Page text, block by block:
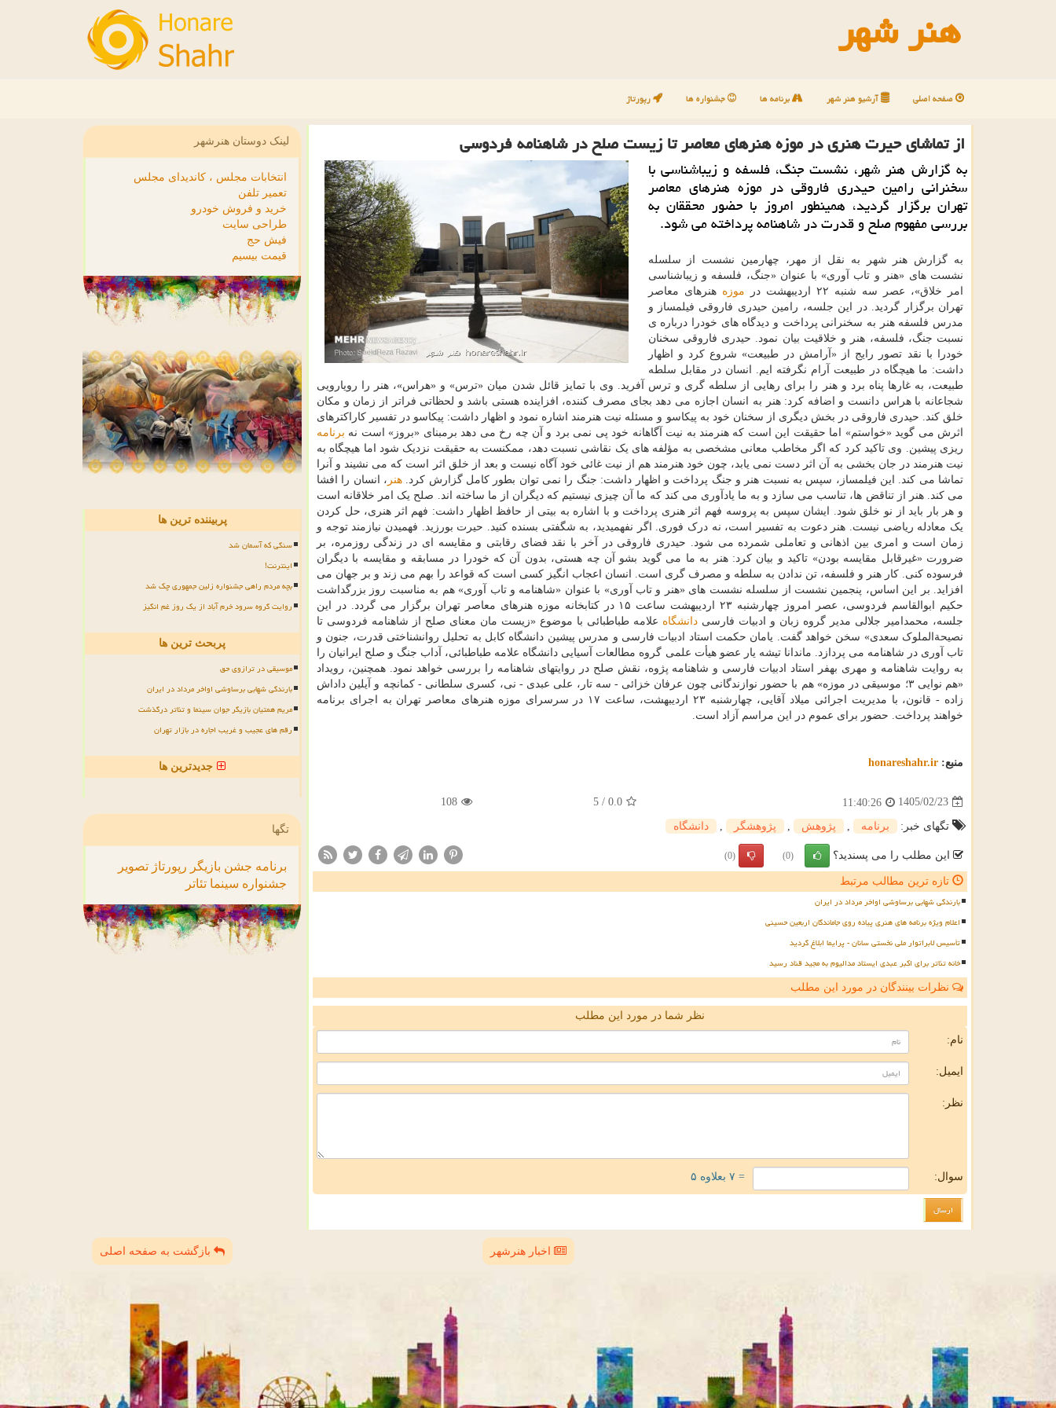
هنر شهر
صفحه اصلی آرشیو هنر شهر برنامه ها جشنواره ها رپورتاژ
از تماشای حیرت هنری در موزه هنرهای معاصر تا زیست صلح در شاهنامه فردوسی
به گزارش هنر شهر، نشست جنگ، فلسفه و زیباشناسی با
سخنرانی رامین حیدری فاروقی در موزه هنرهای معاصر
تهران برگزار گردید، همینطور امروز با حضور محققان به
بررسی مفهوم صلح و قدرت در شاهنامه پرداخته می شود.
به گزارش هنر شهر به نقل از مهر، چهارمین نشست از سلسله
نشست های «هنر و تاب آوری» با عنوان «جنگ، فلسفه و زیباشناسی
امر خلاق»، عصر سه شنبه ۲۲ اردیبهشت در
موزه هنرهای معاصر
تهران برگزار گردید. در این جلسه، رامین حیدری فاروقی فیلمساز و
مدرس فلسفه هنر به سخنرانی پرداخت و دیدگاه های خودرا درباره ی
نسبت جنگ، فلسفه، هنر و خلاقیت بیان نمود. حیدری فاروقی سخنان
خودرا با نقد تصور رایج از «آرامش در طبیعت» شروع کرد و اظهار
داشت: ما هیچگاه در طبیعت آرام نگرفته ایم. انسان در مقابل سلطه
طبیعت، به غارها پناه برد و هنر را برای رهایی از سلطه گری و ترس آفرید. وی با تمایز قائل شدن میان «ترس» و «هراس»، هنر را رویارویی
شجاعانه با هراس دانست و اضافه کرد: هنر به انسان اجازه می دهد بجای مصرف کننده، افزاینده هستی باشد و لحظاتی فراتر از زمان و مکان
خلق کند. حیدری فاروقی در بخش دیگری از سخنان خود به پیکاسو و مسئله نیت هنرمند اشاره نمود و اظهار داشت: پیکاسو در تفسیر کاراکترهای
اثرش می گوید «خواستم» اما حقیقت این است که هنرمند به نیت آگاهانه خود پی نمی برد و آن چه رخ می دهد برمبنای «بروز» است نه برنامه
ریزی پیشین. وی تاکید کرد که اگر مخاطب معانی مشخصی به مؤلفه های یک نقاشی نسبت دهد، ممکنست به حقیقت نزدیک شود اما هیچگاه به
نیت هنرمند در جان بخشی به آن اثر دست نمی یابد، چون خود هنرمند هم از نیت غائی خود آگاه نیست و بعد از خلق اثر است که می نشیند و آنرا
تماشا می کند. این فیلمساز، سپس به نسبت هنر و جنگ پرداخت و اظهار داشت: جنگ را نمی توان بطور کامل گزارش کرد. هنر ، انسان را افشا
می کند. هنر از تناقض ها، تناسب می سازد و به ما یادآوری می کند که ما آن چیزی نیستیم که دیگران از ما ساخته اند. صلح یک امر خلاقانه است
و هر بار باید از نو خلق شود. ایشان سپس به پروسه فهم اثر هنری پرداخت و با اشاره به بیتی از حافظ اظهار داشت: فهم اثر هنری، حل کردن
یک معادله ریاضی نیست. هنر دعوت به تفسیر است، نه درک فوری. اگر نفهمیدید، به شگفتی بسنده کنید. حیرت بورزید. فهمیدن نیازمند توجه و
زمان است و امری بین اذهانی و تعاملی شمرده می شود. حیدری فاروقی در آخر با نقد فضای رقابتی و مقایسه ای در زندگی روزمره، بر
ضرورت «غیرقابل مقایسه بودن» تاکید و بیان کرد: هنر به ما می گوید بشو آن چه هستی، بدون آن که خودرا در مسابقه و مقایسه با دیگران
فرسوده کنی. کار هنر و فلسفه، تن ندادن به سلطه و مصرف گری است. انسان اعجاب انگیز کسی است که قواعد را بهم می زند و بر جهان می
افزاید. بر این اساس، پنجمین نشست از سلسله نشست های «هنر و تاب آوری» با عنوان «شاهنامه و تاب آوری» هم به مناسبت روز بزرگداشت
حکیم ابوالقاسم فردوسی، عصر امروز چهارشنبه ۲۳ اردیبهشت ساعت ۱۵ در کتابخانه موزه هنرهای معاصر تهران برگزار می گردد. در این
جلسه، محمدامیر جلالی مدیر گروه زبان و ادبیات فارسی دانشگاه علامه طباطبائی با موضوع «زیست مان معنای صلح از شاهنامه فردوسی تا
نصیحةالملوک سعدی» سخن خواهد گفت. یامان حکمت استاد ادبیات فارسی و مدرس پیشین دانشگاه کابل به تحلیل روانشناختی قدرت، جنون و
تاب آوری در شاهنامه می پردازد. ماندانا تیشه یار عضو هیأت علمی گروه مطالعات آسیایی دانشگاه علامه طباطبائی، آداب جنگ و صلح ایرانیان را
به روایت شاهنامه و مهری بهفر استاد ادبیات فارسی و شاهنامه پژوه، نقش صلح در روایتهای شاهنامه را بررسی خواهد نمود. همچنین، رویداد
«هم نوایی ۳؛ موسیقی در موزه» هم با حضور نوازندگانی چون عرفان خزائی - سه تار، علی عبدی - نی، کسری سلطانی - کمانچه و آیلین داداش
زاده - قانون، با مدیریت اجرائی میلاد آقایی، چهارشنبه ۲۳ اردیبهشت، ساعت ۱۷ در سرسرای موزه هنرهای معاصر تهران به اجرای برنامه
خواهند پرداخت. حضور برای عموم در این مراسم آزاد است.
منبع: honareshahr.ir
1405/02/23
11:40:26
0.0
/
5
108
تگهای خبر: برنامه پژوهش پژوهشگر دانشگاه
این مطلب را می پسندید؟ (0)
(0)
تازه ترین مطالب مرتبط
بارندگی شهابی برساوشی اواخر مرداد در ایران
اعلام ویژه برنامه های هنری پیاده روی جاماندگان اربعین حسینی
تأسیس لابراتوار ملی نخستی سانان - پرایما ابلاغ گردید
خانه تئاتر برای اکبر عبدی ایستاد مدالیوم به مجید قناد رسید
نظرات بینندگان در مورد این مطلب
نظر شما در مورد این مطلب
نام:
ایمیل:
نظر:
سوال: = ۷ بعلاوه ۵
لینک دوستان هنرشهر
انتخابات مجلس ، کاندیدای مجلس
تعمیر تلفن
خرید و فروش خودرو
طراحی سایت
فیش حج
قیمت بیسیم
پربیننده ترین ها
سنگی که آسمان شد
اینترنت!
بچه مردم راهی جشنواره زلین جمهوری چک شد
روایت گروه سرود خرم آباد از یک روز غم انگیز
پربحث ترین ها
موسیقی در ترازوی حق
بارندگی شهابی برساوشی اواخر مرداد در ایران
مریم همتیان بازیگر جوان سینما و تئاتر درگذشت
رقم های عجیب و غریب اجاره در بازار تهران
جدیدترین ها
تگها
برنامه جشن بازیگر رپورتاژ تصویر
جشنواره سینما تئاتر
اخبار هنرشهر بازگشت به صفحه اصلی